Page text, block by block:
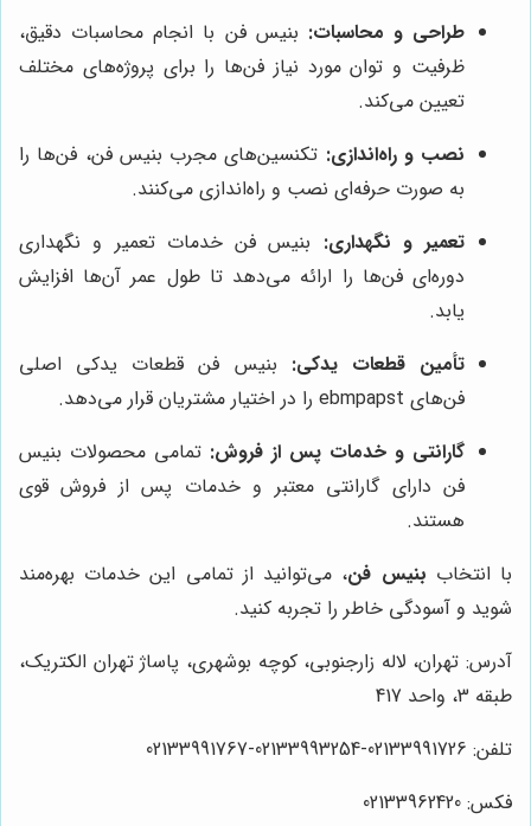
طراحی و محاسبات: بنیس فن با انجام محاسبات دقیق،
ظرفیت و توان مورد نیاز فن‌ها را برای پروژه‌های مختلف
تعیین می‌کند.
نصب و راه‌اندازی: تکنسین‌های مجرب بنیس فن، فن‌ها را
به صورت حرفه‌ای نصب و راه‌اندازی می‌کنند.
تعمیر و نگهداری: بنیس فن خدمات تعمیر و نگهداری
دوره‌ای فن‌ها را ارائه می‌دهد تا طول عمر آن‌ها افزایش
یابد.
تأمین قطعات یدکی: بنیس فن قطعات یدکی اصلی
فن‌های ebmpapst را در اختیار مشتریان قرار می‌دهد.
گارانتی و خدمات پس از فروش: تمامی محصولات بنیس
فن دارای گارانتی معتبر و خدمات پس از فروش قوی
هستند.
با انتخاب بنیس فن، می‌توانید از تمامی این خدمات بهره‌مند
شوید و آسودگی خاطر را تجربه کنید.
آدرس: تهران، لاله زارجنوبی، کوچه بوشهری، پاساژ تهران الکتریک،
طبقه 3، واحد 417
تلفن: 02133991726-02133993254-02133991767
فکس: 02133962420